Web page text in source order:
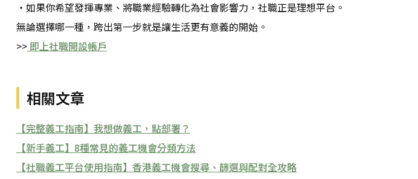
・如果你希望發揮專業、將職業經驗轉化為社會影響力，社職正是理想平台。
無論選擇哪一種，跨出第一步就是讓生活更有意義的開始。
>>即上社職開設帳戶
相關文章
【完整義工指南】我想做義工，點部署？
【新手義工】8種常見的義工機會分類方法
【社職義工平台使用指南】香港義工機會搜尋、篩選與配對全攻略